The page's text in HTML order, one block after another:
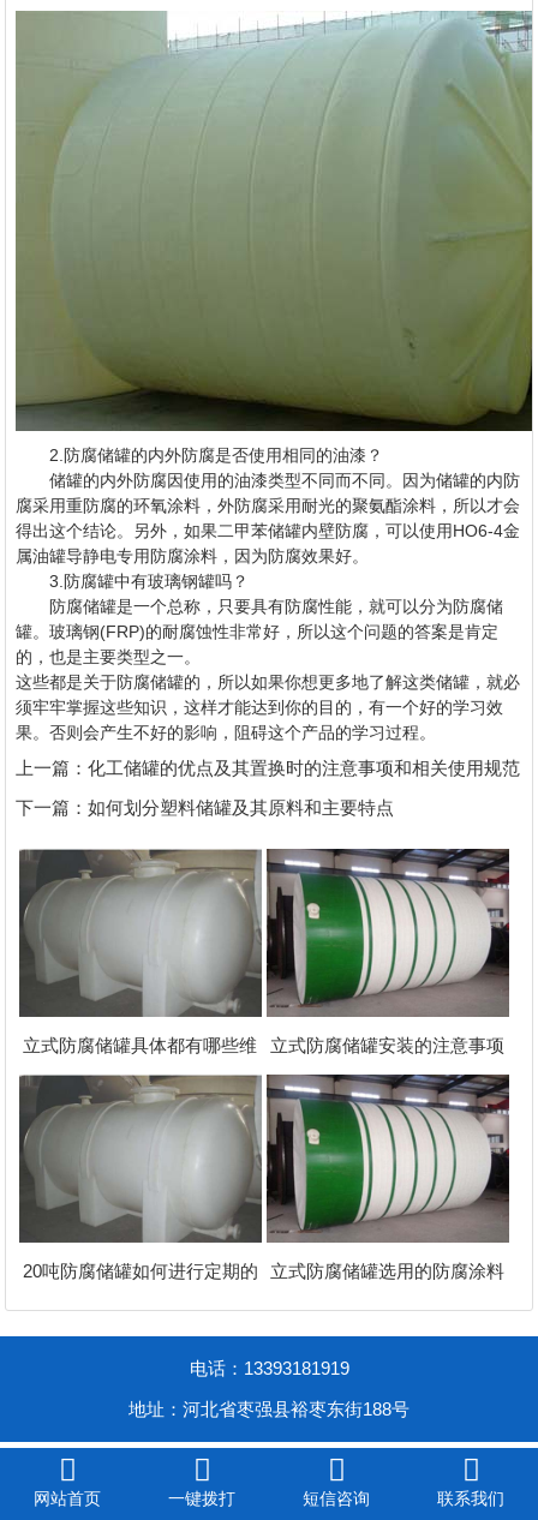
2.防腐储罐的内外防腐是否使用相同的油漆？
储罐的内外防腐因使用的油漆类型不同而不同。因为储罐的内防
腐采用重防腐的环氧涂料，外防腐采用耐光的聚氨酯涂料，所以才会
得出这个结论。另外，如果二甲苯储罐内壁防腐，可以使用HO6-4金
属油罐导静电专用防腐涂料，因为防腐效果好。
3.防腐罐中有玻璃钢罐吗？
防腐储罐是一个总称，只要具有防腐性能，就可以分为防腐储
罐。玻璃钢(FRP)的耐腐蚀性非常好，所以这个问题的答案是肯定
的，也是主要类型之一。
这些都是关于防腐储罐的，所以如果你想更多地了解这类储罐，就必
须牢牢掌握这些知识，这样才能达到你的目的，有一个好的学习效
果。否则会产生不好的影响，阻碍这个产品的学习过程。
上一篇：化工储罐的优点及其置换时的注意事项和相关使用规范
下一篇：如何划分塑料储罐及其原料和主要特点
立式防腐储罐具体都有哪些维 立式防腐储罐安装的注意事项
20吨防腐储罐如何进行定期的 立式防腐储罐选用的防腐涂料
电话：13393181919
地址：河北省枣强县裕枣东街188号

网站首页

一键拨打

短信咨询

联系我们